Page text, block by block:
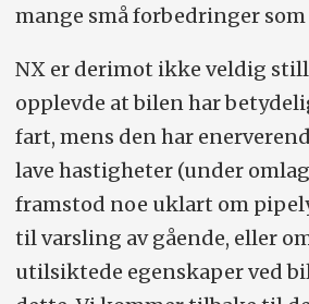
mange små forbedringer
NX er derimot ikke veldig
opplevde at bilen har
fart, mens den har
lave hastigheter (under
framstod noe uklart om
til varsling av gående, eller
utilsiktede egenskaper ved